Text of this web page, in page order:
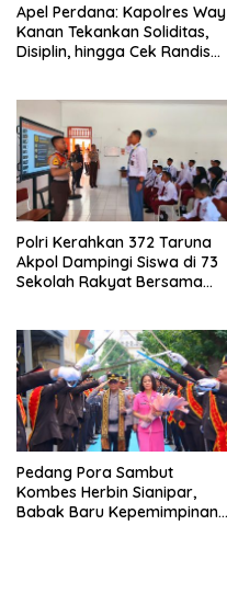
Apel Perdana: Kapolres Way
Kanan Tekankan Soliditas,
Disiplin, hingga Cek Randis
Polri Kerahkan 372 Taruna
Akpol Dampingi Siswa di 73
Sekolah Rakyat Bersama
Pedang Pora Sambut
Kombes Herbin Sianipar,
Babak Baru Kepemimpinan